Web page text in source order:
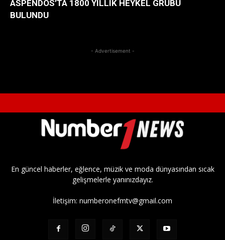
ASPENDOS’TA 1800 YILLIK HEYKEL GRUBU
BULUNDU
- Advertisement -
En güncel haberler, eğlence, müzik ve moda dünyasından sıcak
gelişmelerle yanınızdayız.
İletişim: numberonefmtv@gmail.com